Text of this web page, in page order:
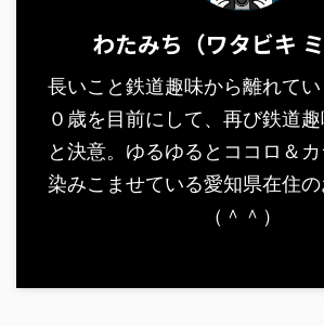
わたみち（ワタビキ ミ
長いこと鉄道趣味から離れて
０歳を目前にして、再び鉄道
と決意。ゆるゆるとココロ＆
染みこませている愛知県在住
（＾＾）